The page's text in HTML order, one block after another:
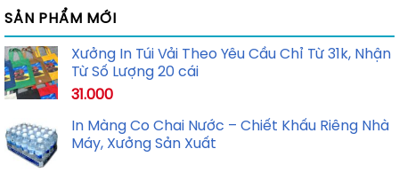
SẢN PHẨM MỚI
Xưởng In Túi Vải Theo Yêu Cầu Chỉ Từ 31k, Nhận
Từ Số Lượng 20 cái
31.000
In Màng Co Chai Nước – Chiết Khấu Riêng Nhà
Máy, Xưởng Sản Xuất